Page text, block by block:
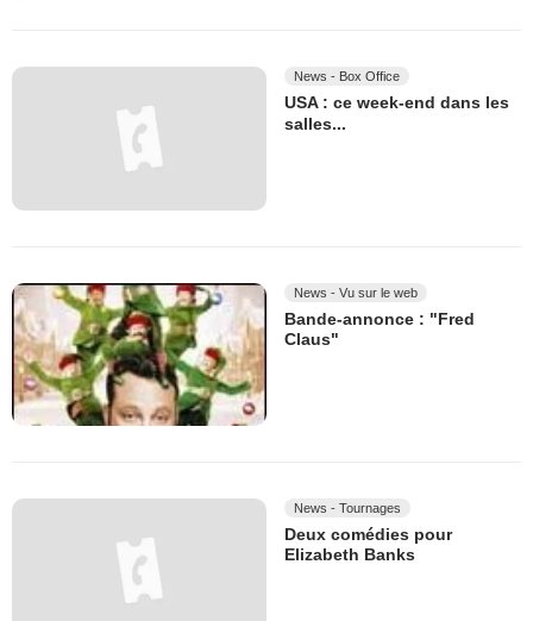
News - Box Office
USA : ce week-end dans les
salles...
News - Vu sur le web
Bande-annonce : "Fred
Claus"
News - Tournages
Deux comédies pour
Elizabeth Banks